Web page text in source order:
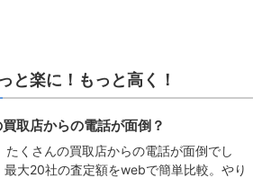
と楽に！もっと高く！
取店からの電話が面倒？
たくさんの買取店からの電話が面倒でし
大20社の査定額をwebで簡単比較。やり